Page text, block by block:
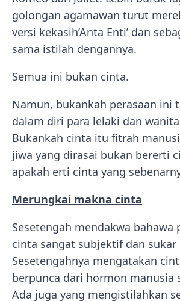
golongan agamawan turut
versi kekasih‘Anta Enti’ dan
sama istilah dengannya.
Semua ini bukan cinta.
Namun, bukankah perasaan ini
dalam diri para lelaki dan
Bukankah cinta itu fitrah
jiwa yang dirasai bukan bererti
apakah erti cinta yang
Merungkai makna cinta
Sesetengah mendakwa bahawa
cinta sangat subjektif dan
Sesetengahnya mengatakan
berpunca dari hormon manusia
Ada juga yang mengistilahkan